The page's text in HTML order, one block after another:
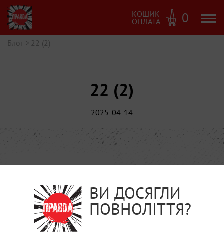
КОШИК
ОПЛАТА 0
Блог > 22 (2)
22 (2)
2025-04-14
ВИ ДОСЯГЛИ
ПОВНОЛІТТЯ?